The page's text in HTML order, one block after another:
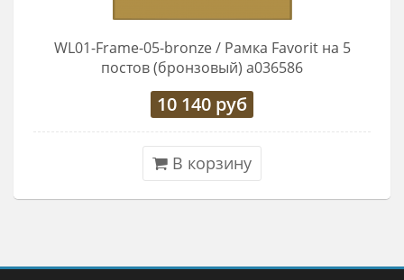
WL01-Frame-05-bronze / Рамка Favorit на 5
постов (бронзовый) a036586
10 140 руб
В корзину